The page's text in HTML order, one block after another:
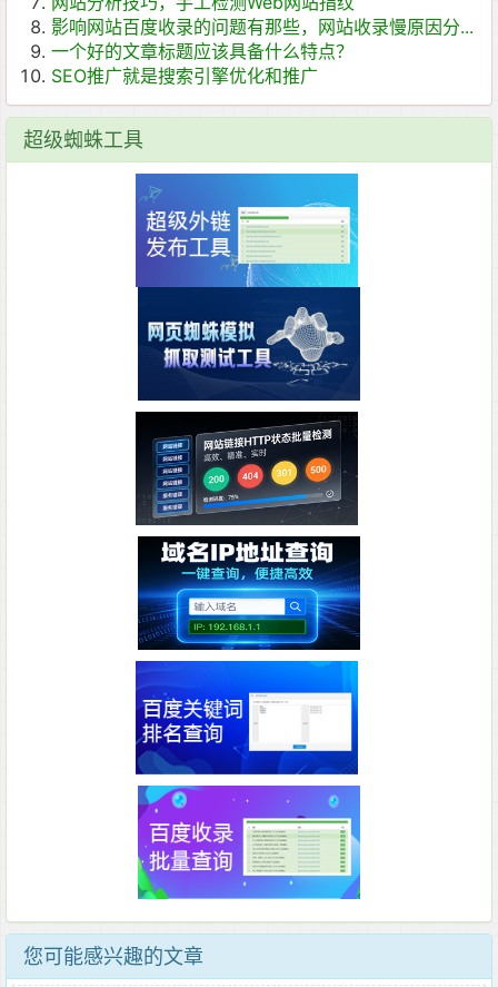
影响网站百度收录的问题有那些，网站收录慢原因分...
一个好的文章标题应该具备什么特点？
SEO推广就是搜索引擎优化和推广
超级蜘蛛工具
您可能感兴趣的文章